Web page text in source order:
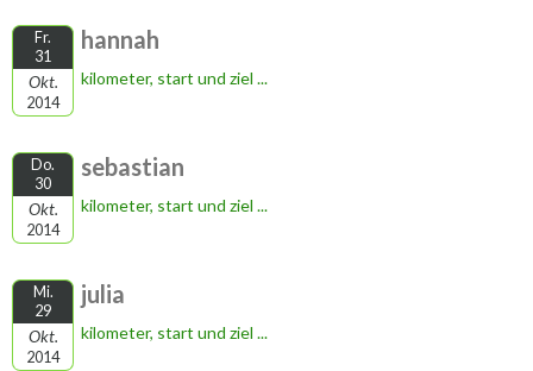
Fr.
31
Okt.
2014
hannah
kilometer, start und ziel ...
Do.
30
Okt.
2014
sebastian
kilometer, start und ziel ...
Mi.
29
Okt.
2014
julia
kilometer, start und ziel ...